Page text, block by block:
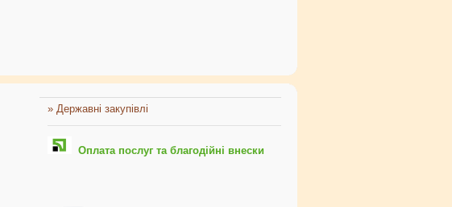
» Державні закупівлі
Оплата послуг та благодійні внески